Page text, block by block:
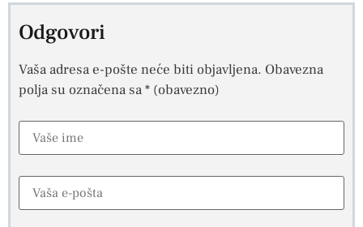
Odgovori
Vaša adresa e-pošte neće biti objavljena. Obavezna
polja su označena sa* (obavezno)